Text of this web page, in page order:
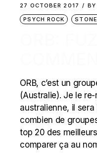
27 OCTOBER 2017 BY
PSYCH ROCK
ORB, c’est un
(Australie). Je le re-
australienne, il
combien de
top 20 des
comparer ça au